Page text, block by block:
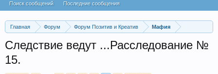
Главная Форум Форум Позитив и Креатив Мафия
Следствие ведут ...Расследование №
15.
Поиск сообщений Последние сообщения